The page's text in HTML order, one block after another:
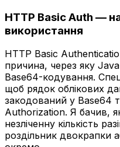
HTTP Basic Auth —
використання
HTTP Basic
причина, через яку
Base64-кодування.
щоб рядок облікових
закодований у Base64
Authorization. Я бачив,
незліченну кількість
роздільник двокрапки